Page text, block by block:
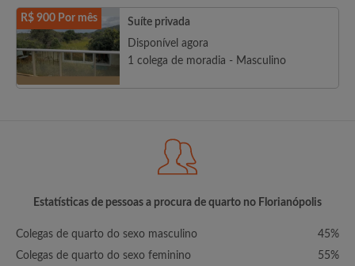
R$ 900 Por mês
Suíte privada
Disponível agora
1 colega de moradia - Masculino
Estatísticas de pessoas a procura de quarto no Florianópolis
Colegas de quarto do sexo masculino
45%
Colegas de quarto do sexo feminino
55%